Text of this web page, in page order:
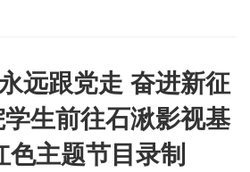
远跟党走 奋进新征
生前往石湫影视基
色主题节目录制